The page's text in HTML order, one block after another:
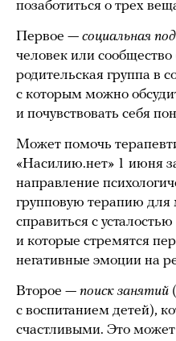
позаботиться о трех
Первое — социальная
человек или
родительская группа в
с которым можно
и почувствовать себя
Может помочь
«Насилию.нет» 1 июня
направление
групповую терапию для
справиться с
и которые стремятся
негативные эмоции на
Второе — поиск занятий
с воспитанием детей),
счастливыми. Это